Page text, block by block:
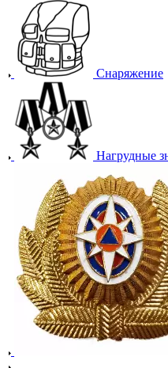
Снаряжение
Нагрудные